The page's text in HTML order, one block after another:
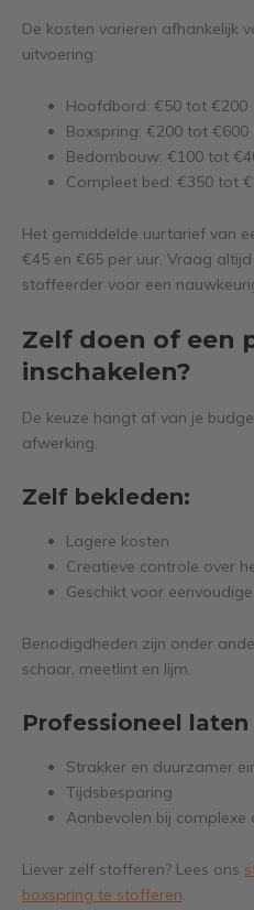
De kosten varieren afhankelijk
uitvoering:
Hoofdbord: €50 tot €200
Boxspring: €200 tot €600
Bedombouw: €100 tot
Compleet bed: €350 tot
Het gemiddelde uurtarief van
€45 en €65 per uur. Vraag
stoffeerder voor een
Zelf doen of een
inschakelen?
De keuze hangt af van je
afwerking.
Zelf bekleden:
Lagere kosten
Creatieve controle over
Geschikt voor
Benodigdheden zijn onder
schaar, meetlint en lijm.
Professioneel laten
Strakker en duurzamer
Tijdsbesparing
Aanbevolen bij complexe
Liever zelf stofferen? Lees ons
boxspring te stofferen.